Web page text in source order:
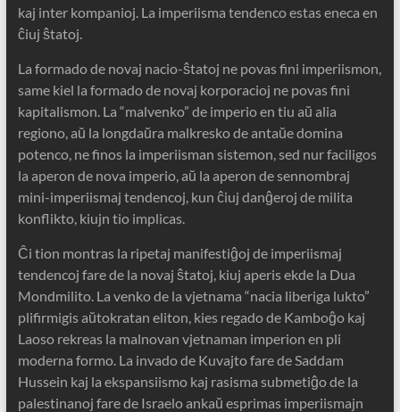
kaj inter kompanioj. La imperiisma tendenco estas eneca en
ĉiuj ŝtatoj.
La formado de novaj nacio-ŝtatoj ne povas fini imperiismon,
same kiel la formado de novaj korporacioj ne povas fini
kapitalismon. La “malvenko” de imperio en tiu aŭ alia
regiono, aŭ la longdaŭra malkresko de antaŭe domina
potenco, ne finos la imperiisman sistemon, sed nur faciligos
la aperon de nova imperio, aŭ la aperon de sennombraj
mini-imperiismaj tendencoj, kun ĉiuj danĝeroj de milita
konflikto, kiujn tio implicas.
Ĉi tion montras la ripetaj manifestiĝoj de imperiismaj
tendencoj fare de la novaj ŝtatoj, kiuj aperis ekde la Dua
Mondmilito. La venko de la vjetnama “nacia liberiga lukto”
plifirmigis aŭtokratan eliton, kies regado de Kamboĝo kaj
Laoso rekreas la malnovan vjetnaman imperion en pli
moderna formo. La invado de Kuvajto fare de Saddam
Hussein kaj la ekspansiismo kaj rasisma submetiĝo de la
palestinanoj fare de Israelo ankaŭ esprimas imperiismajn